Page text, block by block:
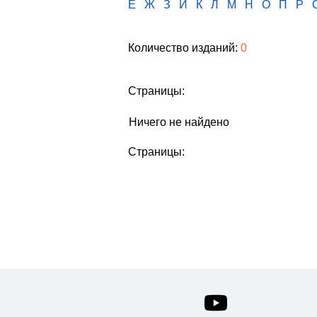
Е
Ж З И К Л М Н О П Р
Количество изданий: 0
Страницы:
Ничего не найдено
Страницы: